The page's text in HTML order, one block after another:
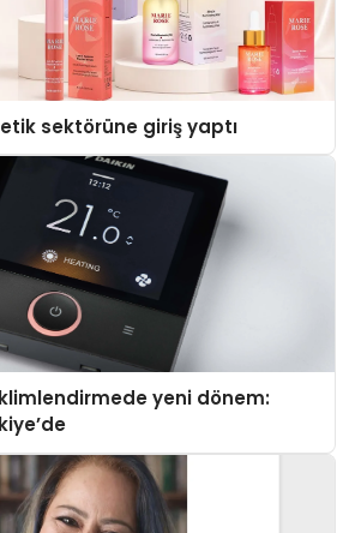
sektörüne giriş yaptı
iklimlendirmede yeni dönem: